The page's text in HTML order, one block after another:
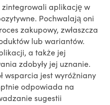
aplikację w
Pochwalają oni
zakupowy, zwłaszcza
lub wariantów.
a także jej
zdobyły jej uznanie.
wsparcia jest wyróżniany
odpowiada na
sugestii